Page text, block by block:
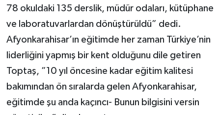
78 okuldaki 135 derslik, müdür odaları, kütüphane
ve laboratuvarlardan dönüştürüldü” dedi.
Afyonkarahisar’ın eğitimde her zaman Türkiye’nin
liderliğini yapmış bir kent olduğunu dile getiren
Toptaş, ”10 yıl öncesine kadar eğitim kalitesi
bakımından ön sıralarda gelen Afyonkarahisar,
eğitimde şu anda kaçıncı- Bunun bilgisini versin